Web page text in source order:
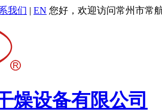
我们 | EN 您好，欢迎访问常州市常
燥设备有限公司